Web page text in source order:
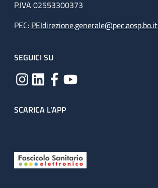
P.IVA 02553300373
PEC: PEIdirezione.generale@pec.aosp.bo.it
SEGUICI SU
SCARICA L'APP